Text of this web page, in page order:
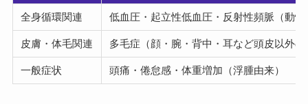
全身循環関連 低血圧・起立性低血圧・反射性頻脈（動
皮膚・体毛関連 多毛症（顔・腕・背中・耳など頭皮以外
一般症状 頭痛・倦怠感・体重増加（浮腫由来）